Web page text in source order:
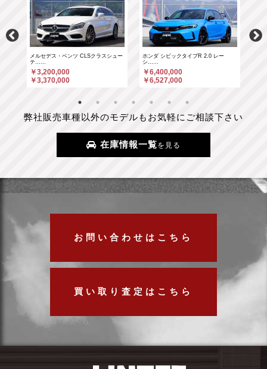
メルセデス・ベンツ CLSクラスシュー
テ……
￥3,200,000
￥3,370,000
ホンダ シビックタイプR 2.0 レー
シ……
￥6,400,000
￥6,527,000
弊社販売車種以外のモデルもお気軽にご相談下さい
在庫情報一覧を見る
お問い合わせはこちら
買い取り査定はこちら